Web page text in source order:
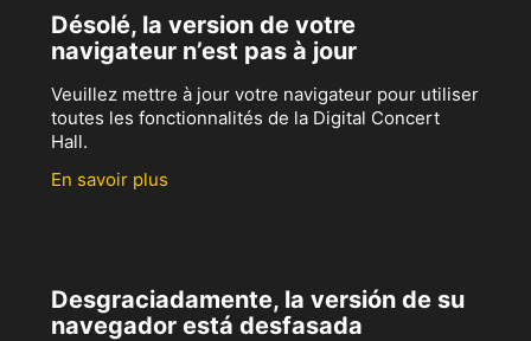
Désolé, la version de votre
navigateur n’est pas à jour
Veuillez mettre à jour votre navigateur pour utiliser
toutes les fonctionnalités de la Digital Concert
Hall.
En savoir plus
Desgraciadamente, la versión de su
navegador está desfasada